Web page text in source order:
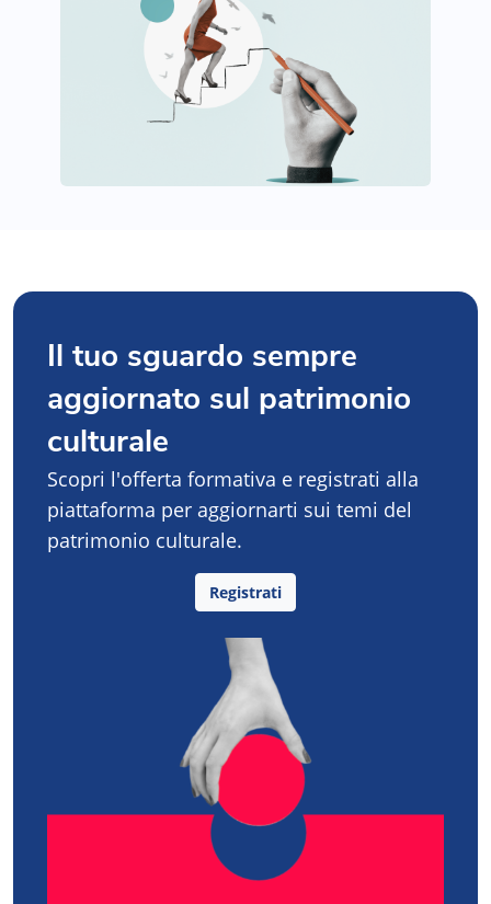
Il tuo sguardo sempre
aggiornato sul patrimonio
culturale
Scopri l'offerta formativa e registrati alla
piattaforma per aggiornarti sui temi del
patrimonio culturale.
Registrati